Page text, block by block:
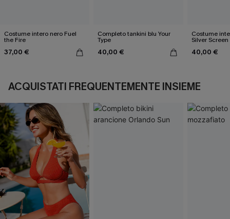
Costume intero nero Fuel
the Fire
37,00 €
Completo tankini blu Your
Type
40,00 €
Costume
Silver Screen
40,00 €
ACQUISTATI FREQUENTEMENTE INSIEME